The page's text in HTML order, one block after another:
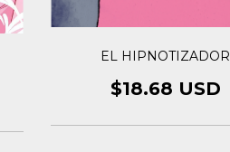
EL HIPNOTIZADOR
$18.68 USD